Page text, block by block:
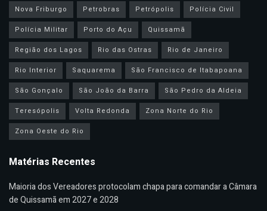
Nova Friburgo
Petrobras Petrópolis
Polícia Civil
Polícia Militar
Porto do Açu
Quissamã
Região dos Lagos
Rio das Ostras
Rio de Janeiro
Rio Interior
Saquarema
São Francisco de Itabapoana
São Gonçalo
São João da Barra
São Pedro da Aldeia
Teresópolis
Volta Redonda
Zona Norte do Rio
Zona Oeste do Rio
Matérias Recentes
Maioria dos Vereadores protocolam chapa para comandar a Câmara
de Quissamã em 2027 e 2028